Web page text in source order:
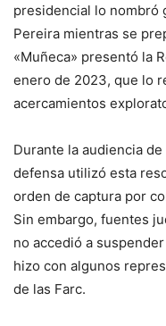
presidencial lo nombró
Pereira mientras se
«Muñeca» presentó la
enero de 2023, que lo
acercamientos
Durante la audiencia
defensa utilizó esta
orden de captura por
Sin embargo, fuentes
no accedió a
hizo con algunos
de las Farc.